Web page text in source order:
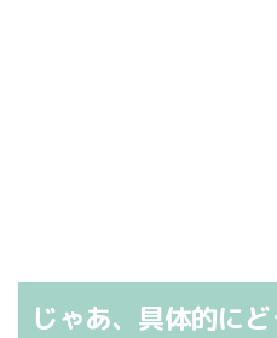
じゃあ、具体的に